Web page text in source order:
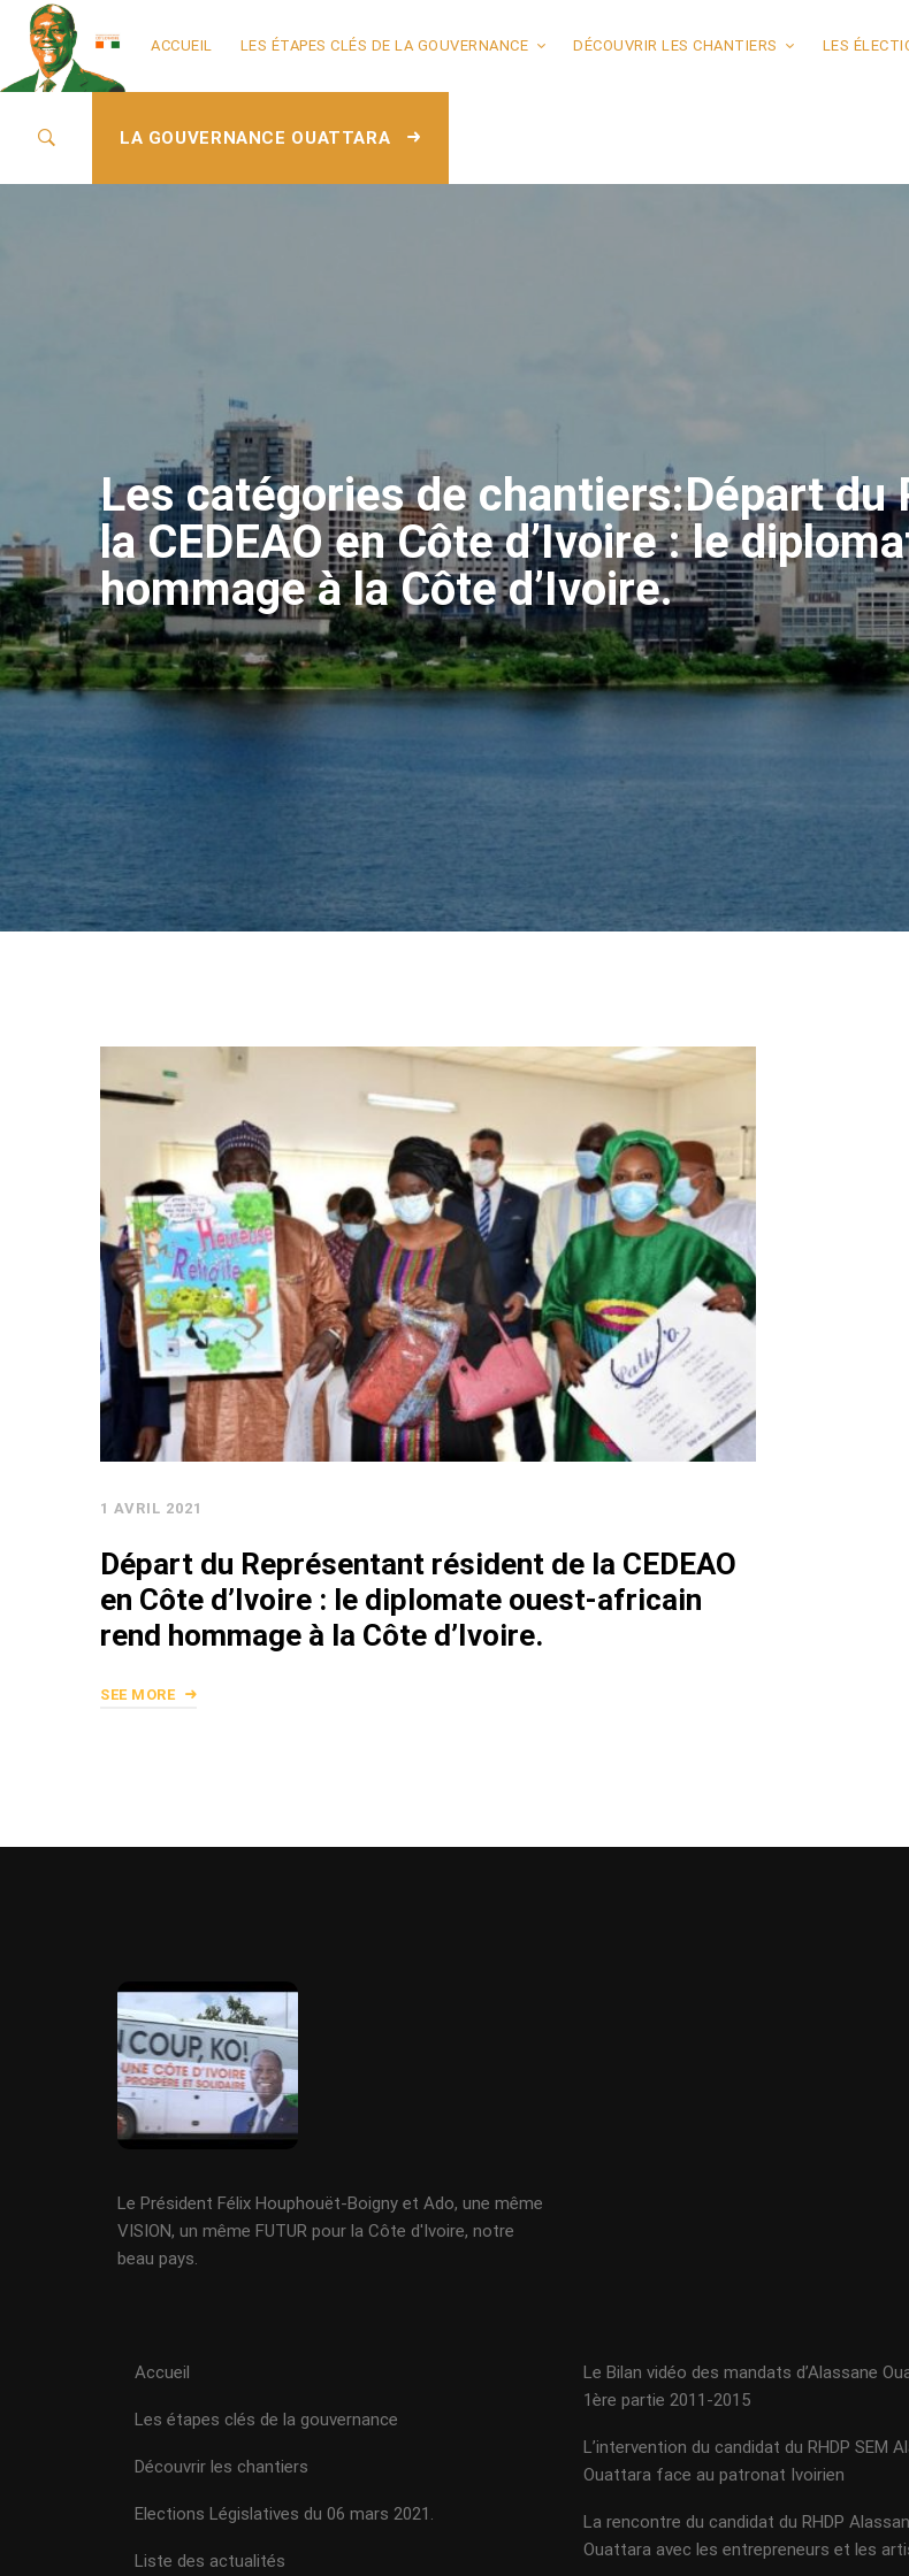
ACCUEIL LES ÉTAPES CLÉS DE LA GOUVERNANCE DÉCOUVRIR LES CHANTIERS LES
LA GOUVERNANCE OUATTARA
Les catégories de chantiers:Départ du
la CEDEAO en Côte d’Ivoire : le
hommage à la Côte d’Ivoire.
1 AVRIL 2021
Départ du Représentant résident de la CEDEAO
en Côte d’Ivoire : le diplomate ouest-africain
rend hommage à la Côte d’Ivoire.
SEE MORE
Le Président Félix Houphouët-Boigny et Ado, une même
VISION, un même FUTUR pour la Côte d'Ivoire, notre
beau pays.
Accueil
Les étapes clés de la gouvernance
Découvrir les chantiers
Elections Législatives du 06 mars 2021.
Liste des actualités
Le Bilan vidéo des mandats d’Alassane
1ère partie 2011-2015
L’intervention du candidat du RHDP SEM
Ouattara face au patronat Ivoirien
La rencontre du candidat du RHDP
Ouattara avec les entrepreneurs et les